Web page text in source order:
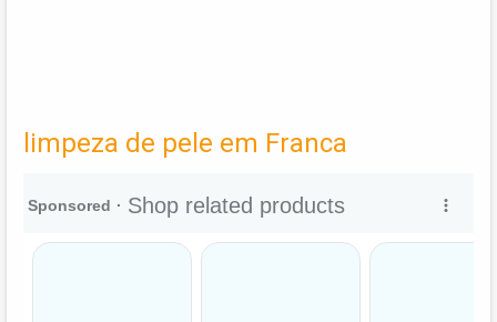
limpeza de pele em Franca